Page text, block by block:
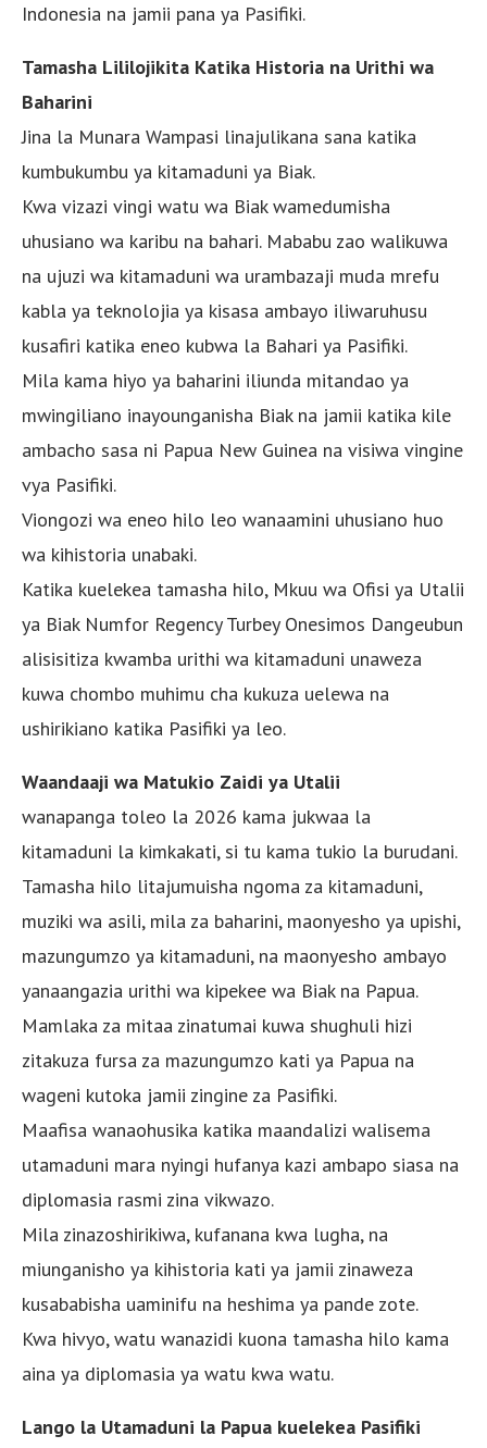
Indonesia na jamii pana ya Pasifiki.
Tamasha Lililojikita Katika Historia na Urithi wa
Baharini
Jina la Munara Wampasi linajulikana sana katika
kumbukumbu ya kitamaduni ya Biak.
Kwa vizazi vingi watu wa Biak wamedumisha
uhusiano wa karibu na bahari. Mababu zao walikuwa
na ujuzi wa kitamaduni wa urambazaji muda mrefu
kabla ya teknolojia ya kisasa ambayo iliwaruhusu
kusafiri katika eneo kubwa la Bahari ya Pasifiki.
Mila kama hiyo ya baharini iliunda mitandao ya
mwingiliano inayounganisha Biak na jamii katika kile
ambacho sasa ni Papua New Guinea na visiwa vingine
vya Pasifiki.
Viongozi wa eneo hilo leo wanaamini uhusiano huo
wa kihistoria unabaki.
Katika kuelekea tamasha hilo, Mkuu wa Ofisi ya Utalii
ya Biak Numfor Regency Turbey Onesimos Dangeubun
alisisitiza kwamba urithi wa kitamaduni unaweza
kuwa chombo muhimu cha kukuza uelewa na
ushirikiano katika Pasifiki ya leo.
Waandaaji wa Matukio Zaidi ya Utalii
wanapanga toleo la 2026 kama jukwaa la
kitamaduni la kimkakati, si tu kama tukio la burudani.
Tamasha hilo litajumuisha ngoma za kitamaduni,
muziki wa asili, mila za baharini, maonyesho ya upishi,
mazungumzo ya kitamaduni, na maonyesho ambayo
yanaangazia urithi wa kipekee wa Biak na Papua.
Mamlaka za mitaa zinatumai kuwa shughuli hizi
zitakuza fursa za mazungumzo kati ya Papua na
wageni kutoka jamii zingine za Pasifiki.
Maafisa wanaohusika katika maandalizi walisema
utamaduni mara nyingi hufanya kazi ambapo siasa na
diplomasia rasmi zina vikwazo.
Mila zinazoshirikiwa, kufanana kwa lugha, na
miunganisho ya kihistoria kati ya jamii zinaweza
kusababisha uaminifu na heshima ya pande zote.
Kwa hivyo, watu wanazidi kuona tamasha hilo kama
aina ya diplomasia ya watu kwa watu.
Lango la Utamaduni la Papua kuelekea Pasifiki